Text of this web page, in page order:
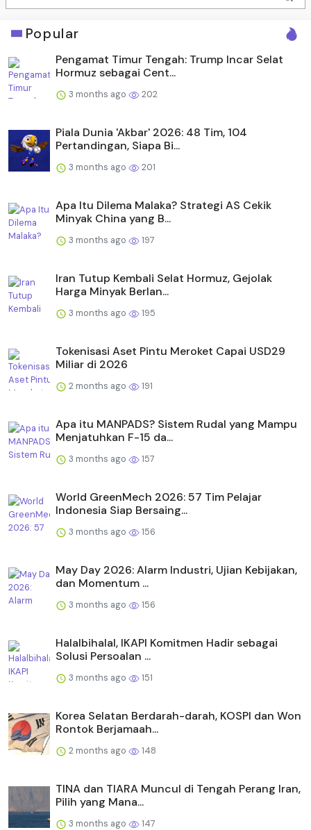
Popular
Pengamat Timur Tengah: Trump Incar Selat
Hormuz sebagai Cent...
3 months ago 202
Piala Dunia 'Akbar' 2026: 48 Tim, 104
Pertandingan, Siapa Bi...
3 months ago 201
Apa Itu Dilema Malaka? Strategi AS Cekik
Minyak China yang B...
3 months ago 197
Iran Tutup Kembali Selat Hormuz, Gejolak
Harga Minyak Berlan...
3 months ago 195
Tokenisasi Aset Pintu Meroket Capai USD29
Miliar di 2026
2 months ago 191
Apa itu MANPADS? Sistem Rudal yang Mampu
Menjatuhkan F-15 da...
3 months ago 157
World GreenMech 2026: 57 Tim Pelajar
Indonesia Siap Bersaing...
3 months ago 156
May Day 2026: Alarm Industri, Ujian Kebijakan,
dan Momentum ...
3 months ago 156
Halalbihalal, IKAPI Komitmen Hadir sebagai
Solusi Persoalan ...
3 months ago 151
Korea Selatan Berdarah-darah, KOSPI dan Won
Rontok Berjamaah...
2 months ago 148
TINA dan TIARA Muncul di Tengah Perang Iran,
Pilih yang Mana...
3 months ago 147